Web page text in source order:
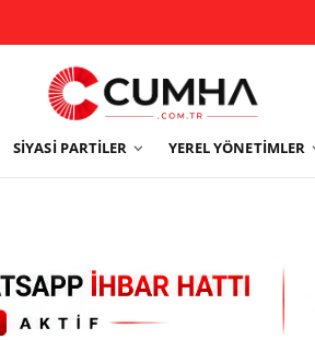
SIYASI PARTILER YEREL YÖNETIMLER